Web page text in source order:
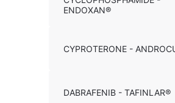
ENDOXAN®
CYPROTERONE -
DABRAFENIB - TAFINLAR®